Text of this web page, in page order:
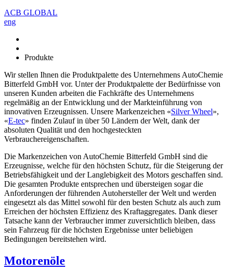
ACB GLOBAL
eng
Produkte
Wir stellen Ihnen die Produktpalette des Unternehmens AutoChemie
Bitterfeld GmbH vor. Unter der Produktpalette der Bedürfnisse von
unseren Kunden arbeiten die Fachkräfte des Unternehmens
regelmäßig an der Entwicklung und der Markteinführung von
innovativen Erzeugnissen. Unsere Markenzeichen «Silver Wheel»,
«E-tec» finden Zulauf in über 50 Ländern der Welt, dank der
absoluten Qualität und den hochgesteckten
Verbrauchereigenschaften.
Die Markenzeichen von AutoChemie Bitterfeld GmbH sind die
Erzeugnisse, welche für den höchsten Schutz, für die Steigerung der
Betriebsfähigkeit und der Langlebigkeit des Motors geschaffen sind.
Die gesamten Produkte entsprechen und übersteigen sogar die
Anforderungen der führenden Autohersteller der Welt und werden
eingesetzt als das Mittel sowohl für den besten Schutz als auch zum
Erreichen der höchsten Effizienz des Kraftaggregates. Dank dieser
Tatsache kann der Verbraucher immer zuversichtlich bleiben, dass
sein Fahrzeug für die höchsten Ergebnisse unter beliebigen
Bedingungen bereitstehen wird.
Motorenöle